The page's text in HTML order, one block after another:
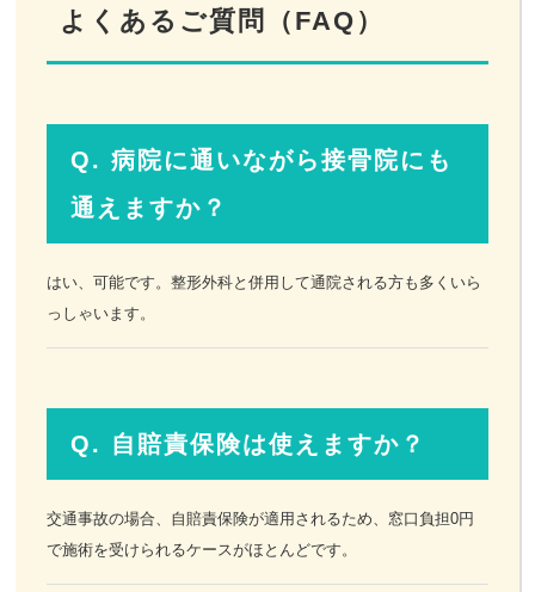
よくあるご質問（FAQ）
Q. 病院に通いながら接骨院にも
通えますか？
はい、可能です。整形外科と併用して通院される方も多くいら
っしゃいます。
Q. 自賠責保険は使えますか？
交通事故の場合、自賠責保険が適用されるため、窓口負担0円
で施術を受けられるケースがほとんどです。